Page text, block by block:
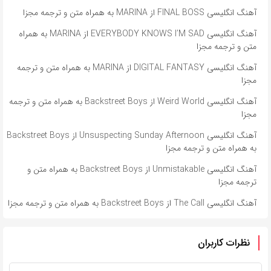
آهنگ انگلیسی FINAL BOSS از MARINA به همراه متن و ترجمه مجزا
آهنگ انگلیسی EVERYBODY KNOWS I’M SAD از MARINA به همراه
متن و ترجمه مجزا
آهنگ انگلیسی DIGITAL FANTASY از MARINA به همراه متن و ترجمه
مجزا
آهنگ انگلیسی Weird World از Backstreet Boys به همراه متن و ترجمه
مجزا
آهنگ انگلیسی Unsuspecting Sunday Afternoon از Backstreet Boys
به همراه متن و ترجمه مجزا
آهنگ انگلیسی Unmistakable از Backstreet Boys به همراه متن و
ترجمه مجزا
آهنگ انگلیسی The Call از Backstreet Boys به همراه متن و ترجمه مجزا
نظرات کاربران